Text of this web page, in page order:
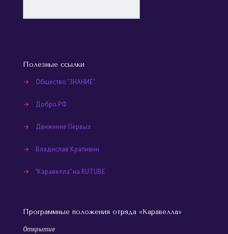
Полезные ссылки
→ Общество "ЗНАНИЕ"
→ Добро.РФ
→ Движение Первых
→ Владислав Крапивин
→ "Каравелла" на RUTUBE
Программные положения отряда «Каравелла»
Открытие